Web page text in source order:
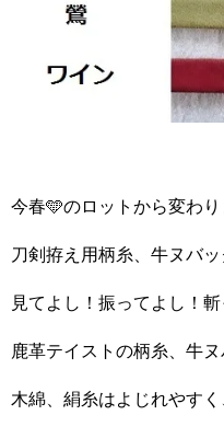
今春🩵のロットから変わり
刀剣拵え用柄糸、牛ヌバッ
見てよし！振ってよし！斬
鹿革テイストの柄糸、牛
木綿、絹糸はよじれやす